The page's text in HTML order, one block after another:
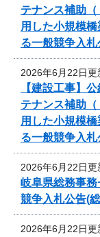
テナンス補助
用した小規模
る一般競争入札
2026年6月22日更
【建設工事】
テナンス補助
用した小規模
る一般競争入札
2026年6月22日更
岐阜県総務事
競争入札公告(
2026年6月22日更